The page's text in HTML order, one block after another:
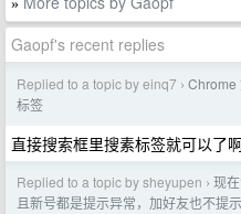
»
Gaopf's recent replies
Replied to a topic by einq7 › Chrome
标签
直接搜索框里搜素标签就可以了
Replied to a topic by sheyupen › 现
且新号都是提示异常，加好友也不提示